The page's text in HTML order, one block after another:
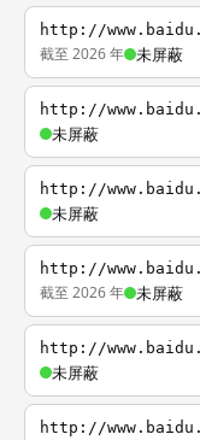
http://
截至 2026 年 未屏蔽
http://
未屏蔽
http://
未屏蔽
http://
截至 2026 年 未屏蔽
http://
未屏蔽
http://